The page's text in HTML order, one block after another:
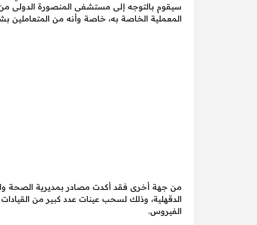
سيقوم بالتوجه إلى مستشفى المنصورة الدولى من
المعملية الخاصة به، خاصة وأنه من المتعاملين
من جهة أخرى فقد أكدت مصادر بمديرية الصحة
الدقهلية، وذلك لسحب عينات عدد كبير من
الفيروس.